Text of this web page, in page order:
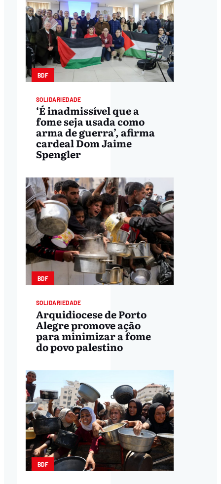
BDF
SOLIDARIEDADE
‘É inadmissível que a
fome seja usada como
arma de guerra’, afirma
cardeal Dom Jaime
Spengler
BDF
SOLIDARIEDADE
Arquidiocese de Porto
Alegre promove ação
para minimizar a fome
do povo palestino
BDF